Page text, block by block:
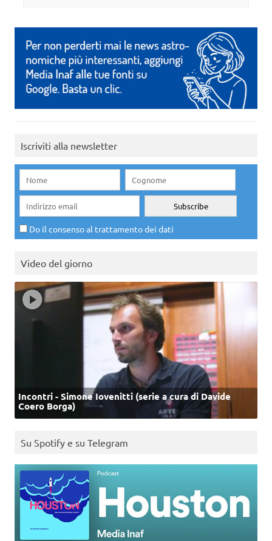
Iscriviti alla newsletter
Do il consenso al trattamento dei dati
Video del giorno
Incontri - Simone Iovenitti (serie a cura di Davide
Coero Borga)
Su Spotify e su Telegram